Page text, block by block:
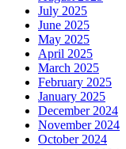
July 2025
June 2025
May 2025
April 2025
March 2025
February 2025
January 2025
December 2024
November 2024
October 2024